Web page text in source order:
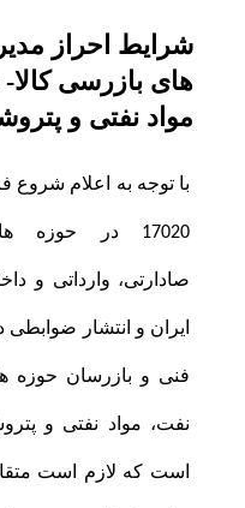
شرایط احراز
های بازرسی
مواد نفتی و
با توجه به اعلام شروع
صادارتی، وارداتی و
ایران و انتشار
فنی و بازرسان حوزه
نفت، مواد نفتی و
است که لازم است